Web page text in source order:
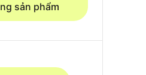
sản phẩm